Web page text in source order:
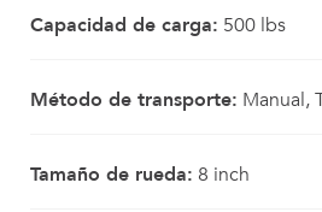
Capacidad de carga: 500 lbs
Método de transporte: Manual,
Tamaño de rueda: 8 inch